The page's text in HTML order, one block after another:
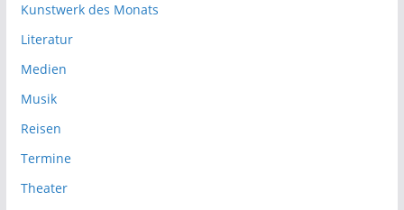
Kunstwerk des Monats
Literatur
Medien
Musik
Reisen
Termine
Theater